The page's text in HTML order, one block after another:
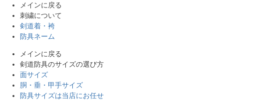
メインに戻る
刺繍について
剣道着・袴
防具ネーム
メインに戻る
剣道防具のサイズの選び方
面サイズ
胴・垂・甲手サイズ
防具サイズは当店にお任せ